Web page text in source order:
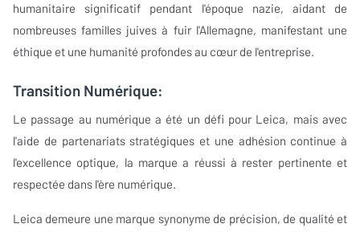
humanitaire significatif pendant l'époque nazie, aidant de
nombreuses familles juives à fuir l'Allemagne, manifestant une
éthique et une humanité profondes au cœur de l'entreprise.
Transition Numérique:
Le passage au numérique a été un défi pour Leica, mais avec
l'aide de partenariats stratégiques et une adhésion continue à
l'excellence optique, la marque a réussi à rester pertinente et
respectée dans l'ère numérique.
Leica demeure une marque synonyme de précision, de qualité et